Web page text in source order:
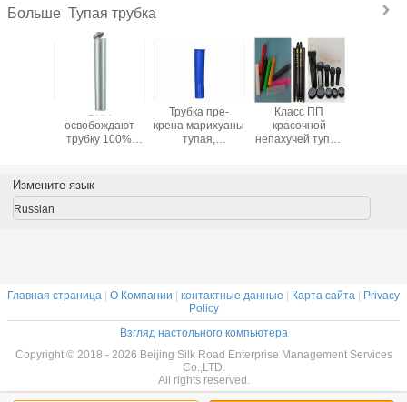
Больше Тупая трубка
БПА
освобождают
трубку 100%
серебряные
трубки хранения
Трубка пре-
крена марихуаны
тупая,
преграженными
Класс ПП
красочной
непахучей тупой
Измените язык
Russian
Главная страница | О Компании | контактные данные | Карта сайта | Privacy
Policy
Взгляд настольного компьютера
Copyright © 2018 - 2026 Beijing Silk Road Enterprise Management Services
Co.,LTD.
All rights reserved.